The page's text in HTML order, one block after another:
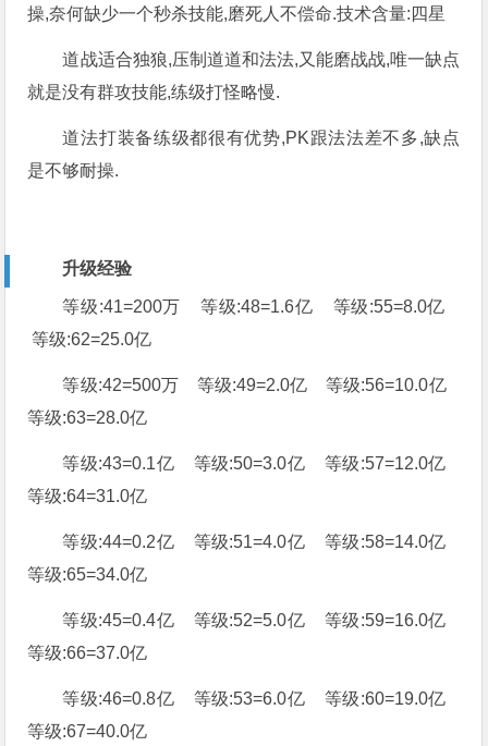
操,奈何缺少一个秒杀技能,磨死人不偿命.技术含量:四星
道战适合独狼,压制道道和法法,又能磨战战,唯一缺点
就是没有群攻技能,练级打怪略慢.
道法打装备练级都很有优势,PK跟法法差不多,缺点
是不够耐操.
升级经验
等级:41=200万 等级:48=1.6亿 等级:55=8.0亿
等级:62=25.0亿
等级:42=500万 等级:49=2.0亿 等级:56=10.0亿
等级:63=28.0亿
等级:43=0.1亿 等级:50=3.0亿 等级:57=12.0亿
等级:64=31.0亿
等级:44=0.2亿 等级:51=4.0亿 等级:58=14.0亿
等级:65=34.0亿
等级:45=0.4亿 等级:52=5.0亿 等级:59=16.0亿
等级:66=37.0亿
等级:46=0.8亿 等级:53=6.0亿 等级:60=19.0亿
等级:67=40.0亿